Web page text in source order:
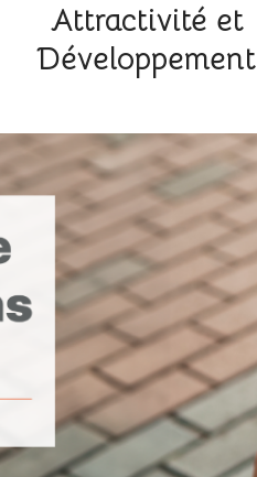
Attractivité et
Développement